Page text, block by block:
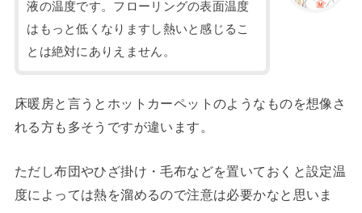
液の温度です。フローリングの表面温度
はもっと低くなりますし熱いと感じるこ
とは絶対にありえません。
床暖房と言うとホットカーペットのようなものを想像さ
れる方も多そうですが違います。
ただし布団やひざ掛け・毛布などを置いておくと設定温
度によっては熱を溜めるので注意は必要かなと思いま